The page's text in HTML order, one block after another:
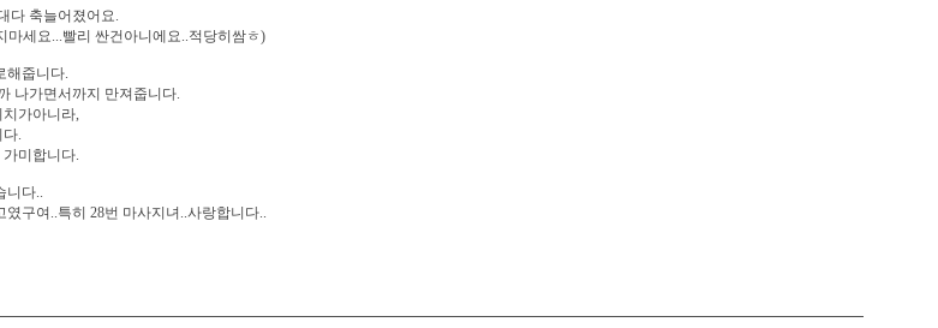
다 축늘어졌어요.
세요...빨리 싼건아니에요..적당히쌈ㅎ)
해줍니다.
나가면서까지 만져줍니다.
가아니라,
.
미합니다.
니다..
구여..특히 28번 마사지녀..사랑합니다..